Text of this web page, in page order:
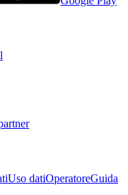
Uso datiOperatoreGuida